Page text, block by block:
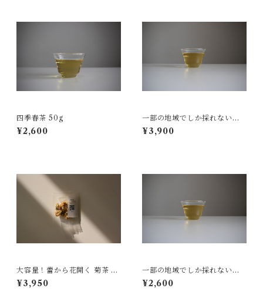
四季春茶 50g
¥2,600
一部の地域でしか採れない文
山茶の茶枝 150g
¥3,900
大容量！蕾から花開く 菊茶 10
0g
¥3,950
一部の地域でしか採れない文
山茶の茶枝 50g
¥2,600